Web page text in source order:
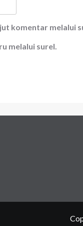
komentar melalui
melalui surel.